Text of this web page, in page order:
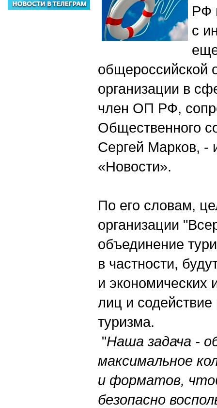
РФ
с
общероссийской
организации в
член ОП РФ,
Общественного
Сергей Марков,
«Новости».
По его словам,
организации
объединение
в частности,
и экономических
лиц и
туризма.
"Наша задача -
максимальное
и форматов,
безопасно